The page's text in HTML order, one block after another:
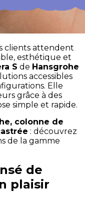
clients attendent
esthétique et
S de Hansgrohe
accessibles
Elle
grâce à des
simple et rapide.
colonne de
: découvrez
de la gamme
de
plaisir